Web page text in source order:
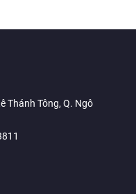
Thánh Tông, Q. Ngô